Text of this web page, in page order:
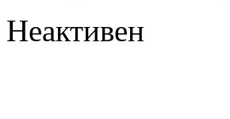
Неактивен